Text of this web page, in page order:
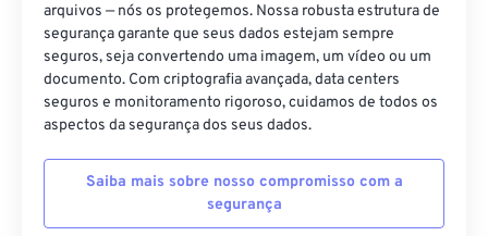
arquivos — nós os protegemos. Nossa robusta estrutura de
segurança garante que seus dados estejam sempre
seguros, seja convertendo uma imagem, um vídeo ou um
documento. Com criptografia avançada, data centers
seguros e monitoramento rigoroso, cuidamos de todos os
aspectos da segurança dos seus dados.
Saiba mais sobre nosso compromisso com a
segurança